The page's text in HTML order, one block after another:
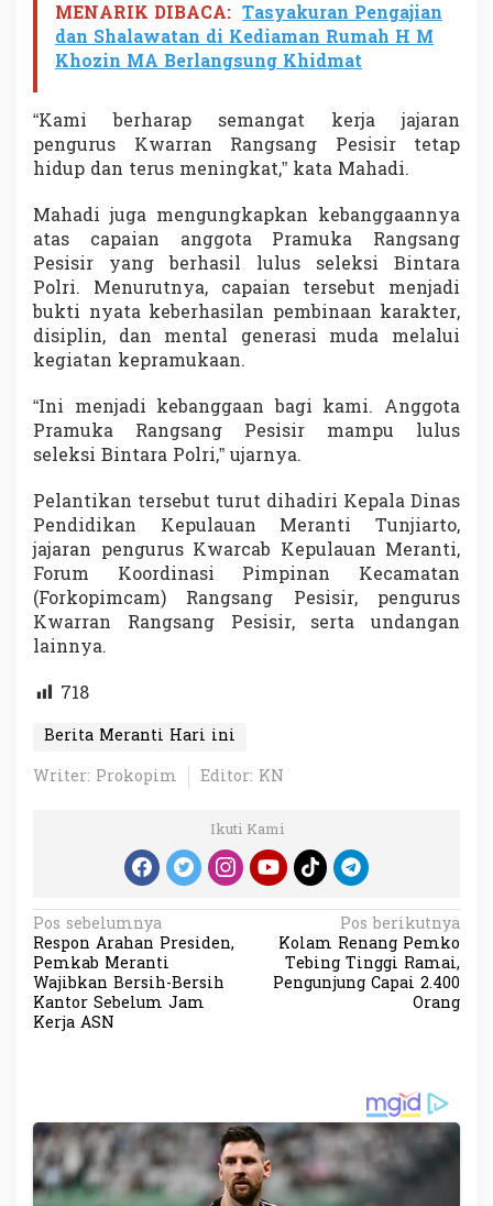
MENARIK DIBACA: Tasyakuran Pengajian
dan Shalawatan di Kediaman Rumah H M
Khozin MA Berlangsung Khidmat
“Kami berharap semangat kerja jajaran
pengurus Kwarran Rangsang Pesisir tetap
hidup dan terus meningkat,” kata Mahadi.
Mahadi juga mengungkapkan kebanggaannya
atas capaian anggota Pramuka Rangsang
Pesisir yang berhasil lulus seleksi Bintara
Polri. Menurutnya, capaian tersebut menjadi
bukti nyata keberhasilan pembinaan karakter,
disiplin, dan mental generasi muda melalui
kegiatan kepramukaan.
“Ini menjadi kebanggaan bagi kami. Anggota
Pramuka Rangsang Pesisir mampu lulus
seleksi Bintara Polri,” ujarnya.
Pelantikan tersebut turut dihadiri Kepala Dinas
Pendidikan Kepulauan Meranti Tunjiarto,
jajaran pengurus Kwarcab Kepulauan Meranti,
Forum Koordinasi Pimpinan Kecamatan
(Forkopimcam) Rangsang Pesisir, pengurus
Kwarran Rangsang Pesisir, serta undangan
lainnya.
718
Berita Meranti Hari ini
Writer: Prokopim
Editor: KN
Ikuti Kami
N
a
v
i
s
i
p
Pos sebelumnya
Respon Arahan Presiden,
Pemkab Meranti
Wajibkan Bersih-Bersih
Kantor Sebelum Jam
Kerja ASN
Pos berikutnya
Kolam Renang Pemko
Tebing Tinggi Ramai,
Pengunjung Capai 2.400
Orang